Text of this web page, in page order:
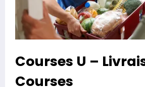
Courses U –
Courses